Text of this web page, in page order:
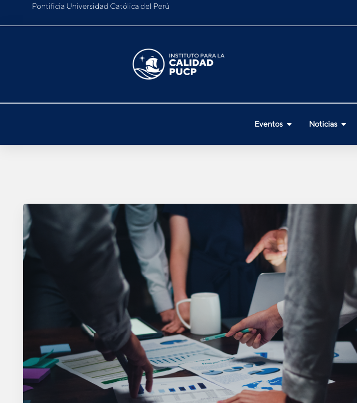
Pontificia Universidad Católica del Perú
Eventos Noticias